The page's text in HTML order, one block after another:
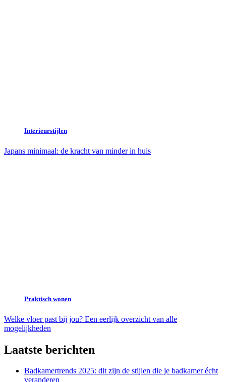
Interieurstijlen
Japans minimaal: de kracht van minder in huis
Praktisch wonen
Welke vloer past bij jou? Een eerlijk overzicht van alle
mogelijkheden
Laatste berichten
Badkamertrends 2025: dit zijn de stijlen die je badkamer écht
veranderen